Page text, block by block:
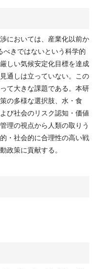
においては、産業化以前か
きではないという科学的
しい気候安定化目標を達成
通しは立っていない。この
て大きな課題である。本研
の多様な選択肢、水・食
び社会のリスク認知・価値
理の視点から人類の取りう
・社会的に合理性の高い戦
政策に貢献する。